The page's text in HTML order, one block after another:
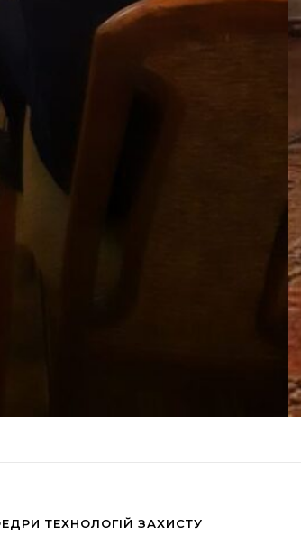
ТЕХНОЛОГІЙ ЗАХИСТУ